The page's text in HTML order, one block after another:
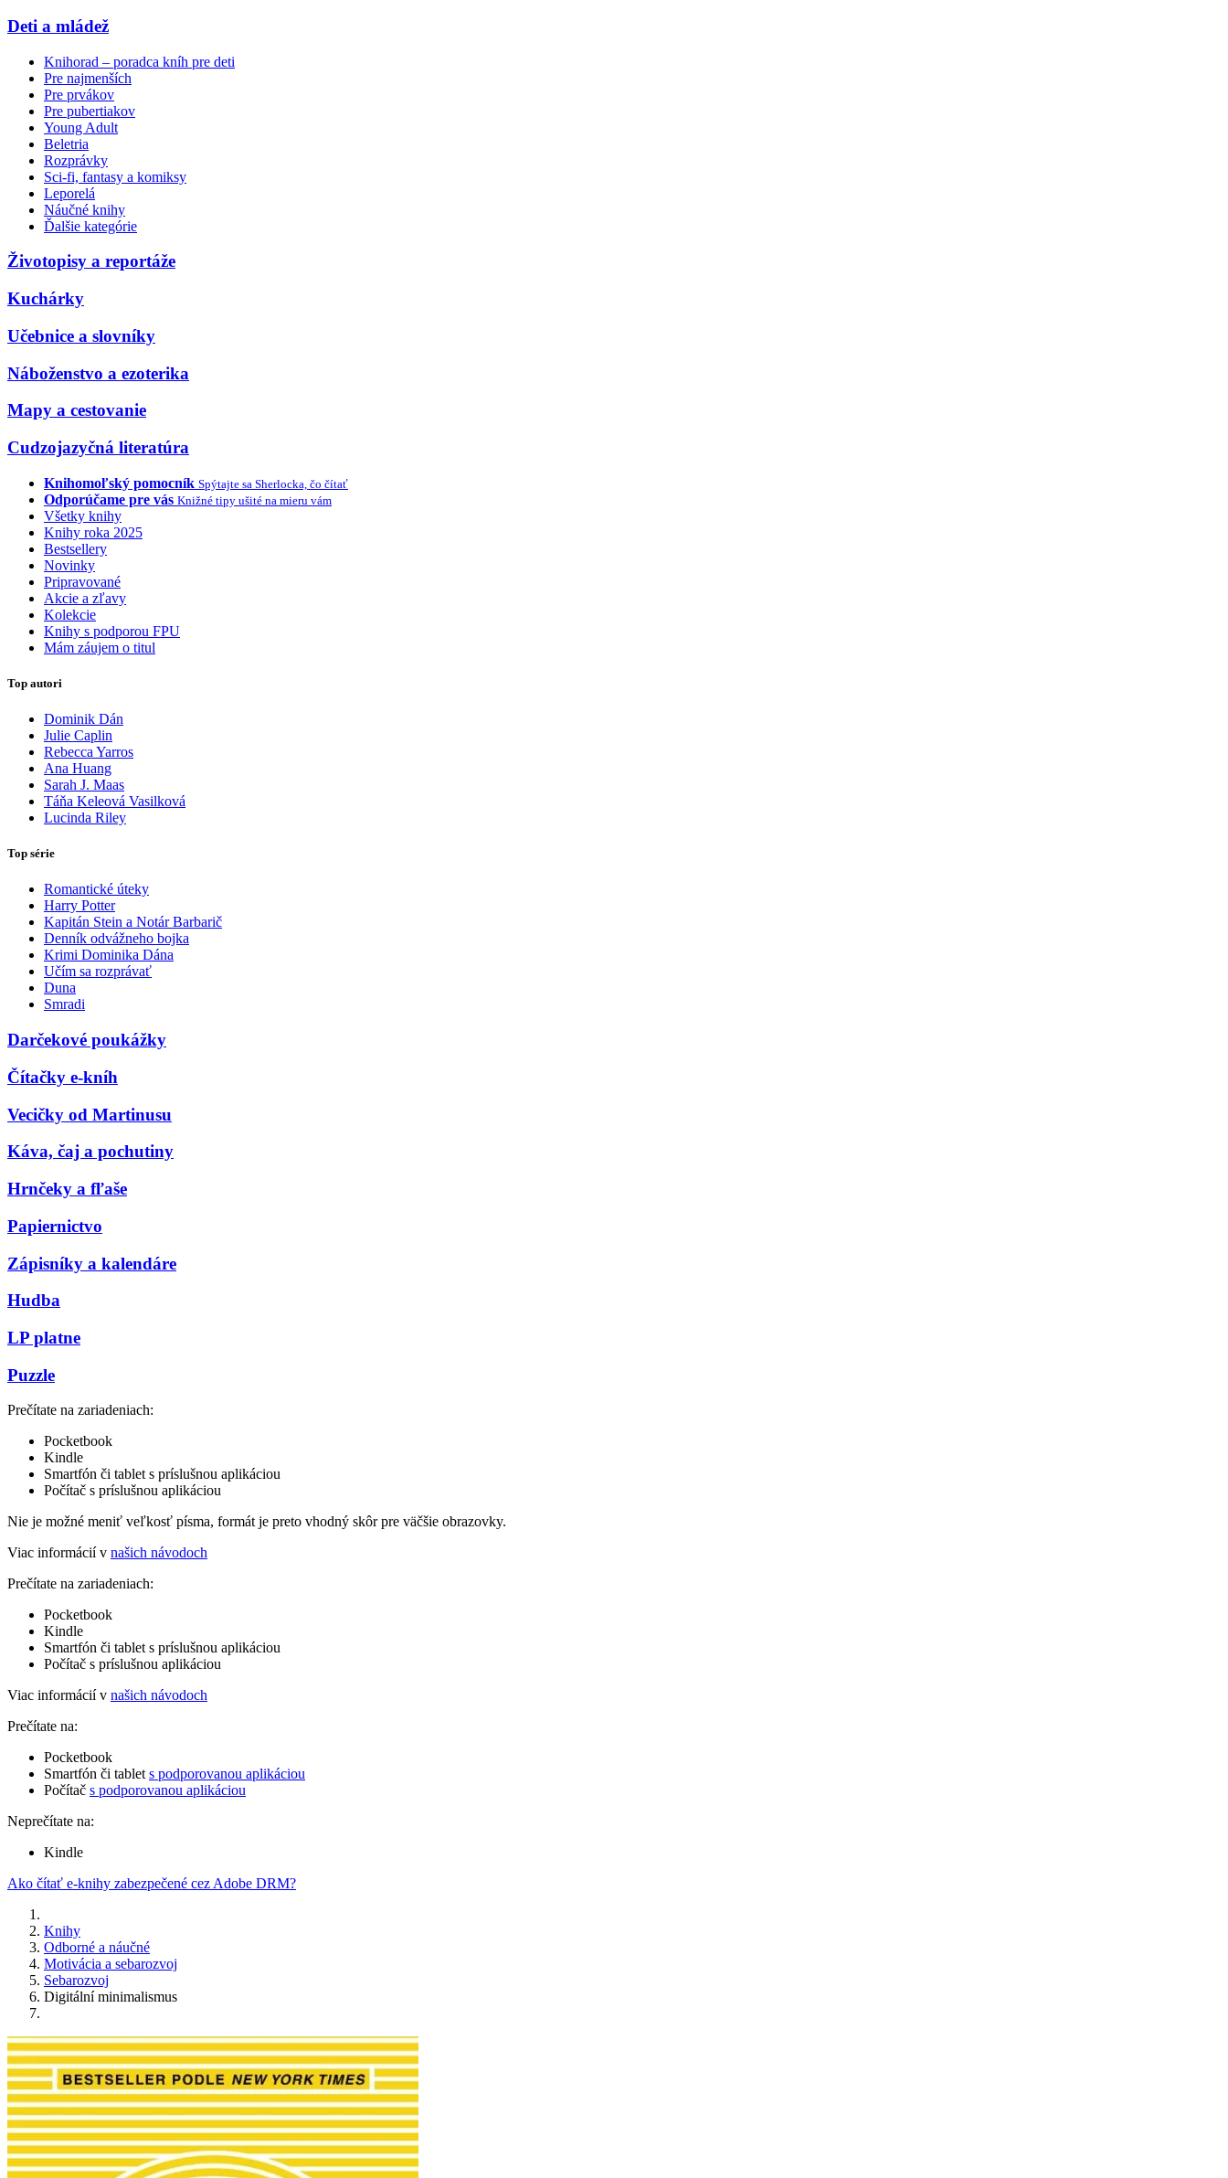
Deti a mládež
Knihorad – poradca kníh pre deti
Pre najmenších
Pre prvákov
Pre pubertiakov
Young Adult
Beletria
Rozprávky
Sci-fi, fantasy a komiksy
Leporelá
Náučné knihy
Ďalšie kategórie
Životopisy a reportáže
Kuchárky
Učebnice a slovníky
Náboženstvo a ezoterika
Mapy a cestovanie
Cudzojazyčná literatúra
Knihomoľský pomocník Spýtajte sa Sherlocka, čo čítať
Odporúčame pre vás Knižné tipy ušité na mieru vám
Všetky knihy
Knihy roka 2025
Bestsellery
Novinky
Pripravované
Akcie a zľavy
Kolekcie
Knihy s podporou FPU
Mám záujem o titul
Top autori
Dominik Dán
Julie Caplin
Rebecca Yarros
Ana Huang
Sarah J. Maas
Táňa Keleová Vasilková
Lucinda Riley
Top série
Romantické úteky
Harry Potter
Kapitán Stein a Notár Barbarič
Denník odvážneho bojka
Krimi Dominika Dána
Učím sa rozprávať
Duna
Smradi
Darčekové poukážky
Čítačky e-kníh
Vecičky od Martinusu
Káva, čaj a pochutiny
Hrnčeky a fľaše
Papiernictvo
Zápisníky a kalendáre
Hudba
LP platne
Puzzle
Prečítate na zariadeniach:
Pocketbook
Kindle
Smartfón či tablet s príslušnou aplikáciou
Počítač s príslušnou aplikáciou
Nie je možné meniť veľkosť písma, formát je preto vhodný skôr pre väčšie obrazovky.
Viac informácií v našich návodoch
Prečítate na zariadeniach:
Pocketbook
Kindle
Smartfón či tablet s príslušnou aplikáciou
Počítač s príslušnou aplikáciou
Viac informácií v našich návodoch
Prečítate na:
Pocketbook
Smartfón či tablet s podporovanou aplikáciou
Počítač s podporovanou aplikáciou
Neprečítate na:
Kindle
Ako čítať e-knihy zabezpečené cez Adobe DRM?
Knihy
Odborné a náučné
Motivácia a sebarozvoj
Sebarozvoj
Digitální minimalismus